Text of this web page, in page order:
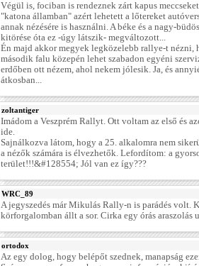
Végül is, fociban is rendeznek zárt kapus
"katona államban" azért lehetett a lőtereket
annak nézésére is használni. A béke és a nagy-
kitörése óta ez -úgy látszik- megváltozott...
Én majd akkor megyek legközelebb rallye-t nézni,
második falu közepén lehet szabadon egyéni
erdőben ott nézem, ahol nekem jólesik. Ja, és
átkosban...
zoltantiger
Imádom a Veszprém Rallyt. Ott voltam az első és
ide.
Sajnálkozva látom, hogy a 25. alkalomra nem
a nézők számára is élvezhetők. Lefordítom: a
terület!!!&#128554; Jól van ez így???
WRC_89
A jegyszedés már Mikulás Rally-n is parádés volt.
körforgalomban állt a sor. Cirka egy órás araszolás
ortodox
Az egy dolog, hogy belépőt szednek, manapság